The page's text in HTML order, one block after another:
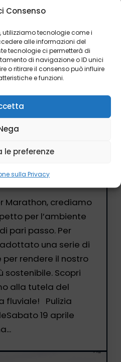
Consenso
utilizziamo tecnologie come i
alle informazioni del
tecnologie ci permetterà di
di navigazione o ID unici
o ritirare il consenso può influire
e funzioni.
le preferenze
sulla Privacy
per la
Marathon, crediamo
per l’ambiente
pari passo. Per
una serie di
rendere il nostro
sostenibile. Scopri
alla tutela del
fluviale! Pulizia
19 aprile